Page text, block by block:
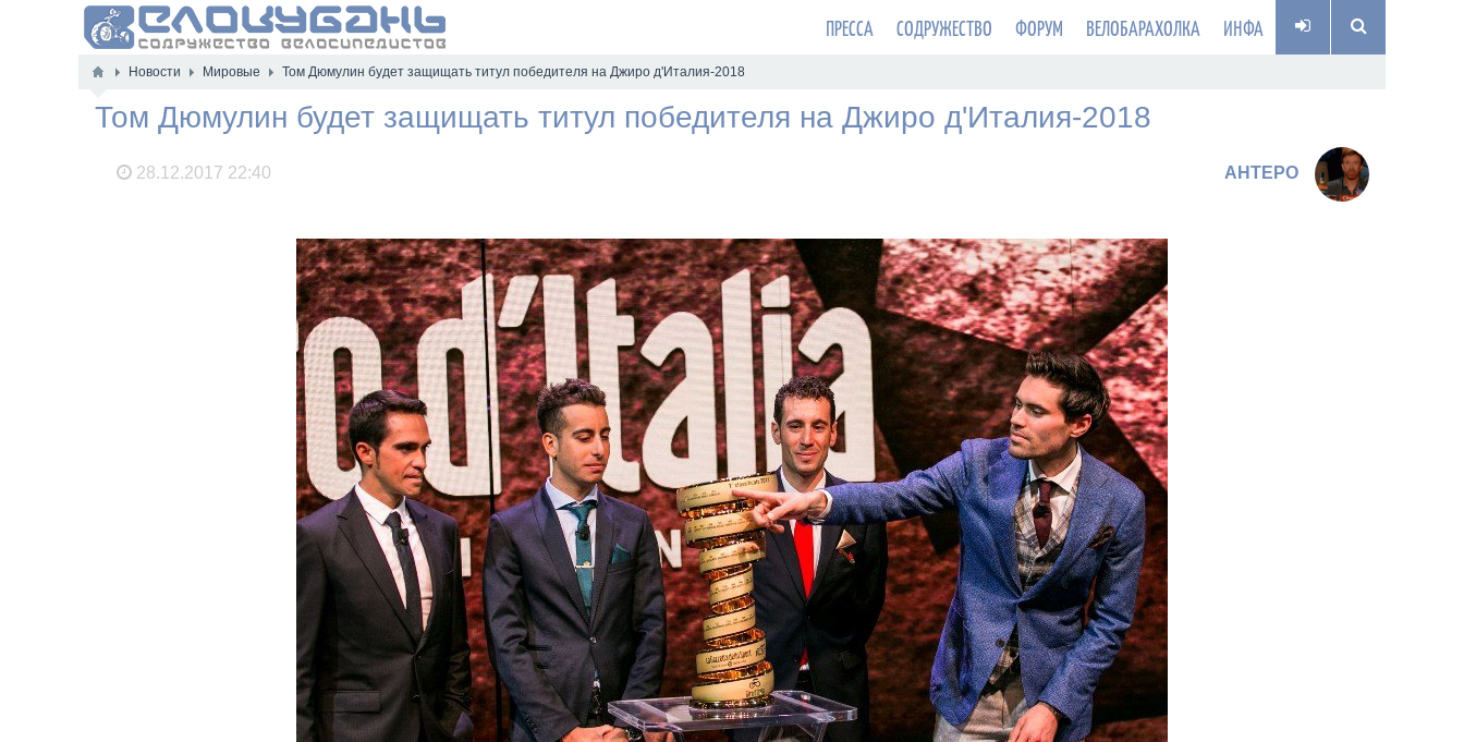
ПРЕССА СОДРУЖЕСТВО ФОРУМ ВЕЛОБАРАХОЛКА ИНФА
Новости Мировые Том Дюмулин будет защищать титул победителя на Джиро д'Италия-2018
Том Дюмулин будет защищать титул победителя на Джиро д'Италия-2018
28.12.2017 22:40 AHTEPO